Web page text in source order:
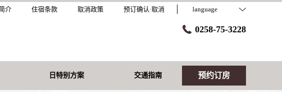
介 住宿条款 取消政策 预订确认·取消 language
0258-75-3228
日特别方案 交通指南 预约订房